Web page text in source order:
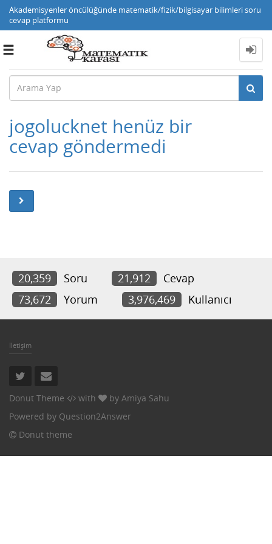
Akademisyenler öncülüğünde matematik/fizik/bilgisayar bilimleri soru
cevap platformu
Toggle
jogolucknet henüz bir
cevap göndermedi
20,359 Soru 21,912
Cevap
73,672
Yorum 3,976,469 Kullanıcı
İletişim
Donut Theme with by Amiya Sahu
Powered by Question2Answer
Donut theme